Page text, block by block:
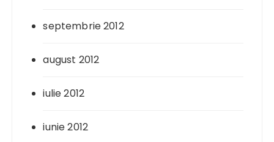
septembrie 2012
august 2012
iulie 2012
iunie 2012